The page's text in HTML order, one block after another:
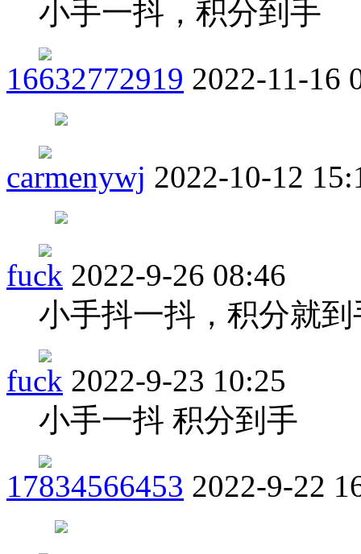
小手一抖，积分到手
16632772919 2022-11-16
carmenywj 2022-10-12
fuck 2022-9-26 08:46
小手抖一抖，积分就到
fuck 2022-9-23 10:25
小手一抖 积分到手
17834566453 2022-9-22